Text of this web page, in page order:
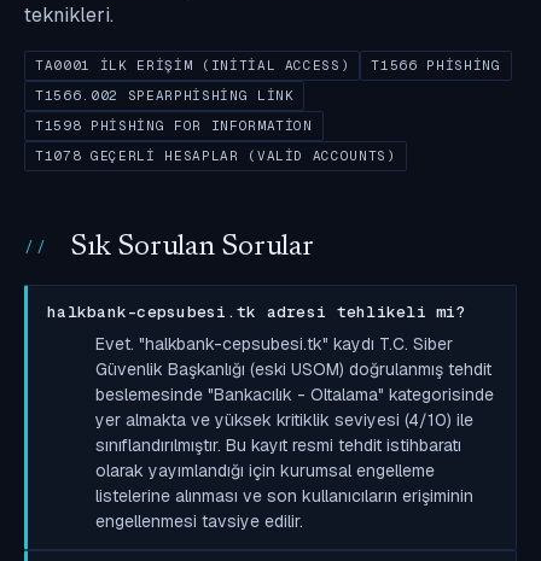
teknikleri.
TA0001 İLK ERIŞIM (INITIAL ACCESS)
T1566 PHISHING
T1566.002 SPEARPHISHING LINK
T1598 PHISHING FOR INFORMATION
T1078 GEÇERLI HESAPLAR (VALID ACCOUNTS)
Sık Sorulan Sorular
halkbank-cepsubesi.tk adresi tehlikeli mi?
Evet. "halkbank-cepsubesi.tk" kaydı T.C. Siber
Güvenlik Başkanlığı (eski USOM) doğrulanmış tehdit
beslemesinde "Bankacılık - Oltalama" kategorisinde
yer almakta ve yüksek kritiklik seviyesi (4/10) ile
sınıflandırılmıştır. Bu kayıt resmi tehdit istihbaratı
olarak yayımlandığı için kurumsal engelleme
listelerine alınması ve son kullanıcıların erişiminin
engellenmesi tavsiye edilir.